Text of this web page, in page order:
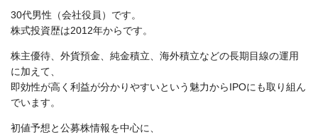
30代男性（会社役員）です。
株式投資歴は2012年からです。
株主優待、外貨預金、純金積立、海外積立などの長期目線の運用
に加えて、
即効性が高く利益が分かりやすいという魅力からIPOにも取り組ん
でいます。
初値予想と公募株情報を中心に、